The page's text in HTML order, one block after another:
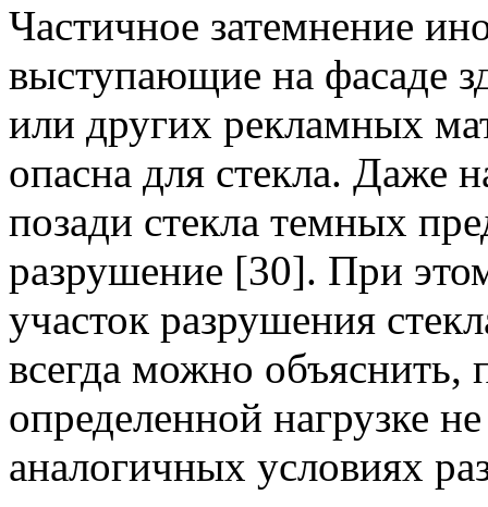
Частичное затемнение
выступающие на фасаде
или других рекламных
опасна для стекла. Даже
позади стекла темных
разрушение [30]. При
участок разрушения
всегда можно объяснить,
определенной нагрузке
аналогичных условиях